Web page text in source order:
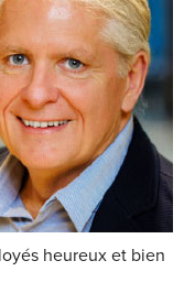
heureux et bien